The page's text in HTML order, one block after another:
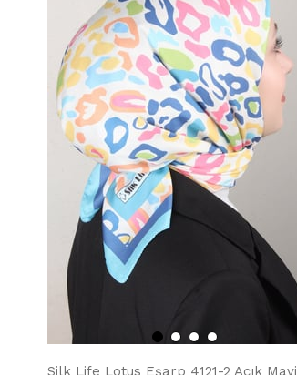
Silk Life Lotus Eşarp 4121-2 Açık Mavi